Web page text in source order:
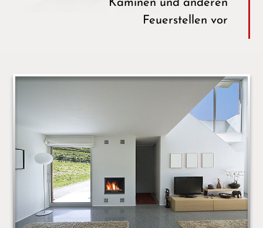
Kaminen und anderen
Feuerstellen vor